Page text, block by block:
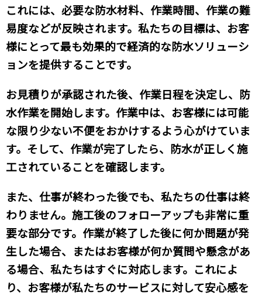
これには、必要な防水材料、作業時間、作業の難
易度などが反映されます。私たちの目標は、お客
様にとって最も効果的で経済的な防水ソリューシ
ョンを提供することです。
お見積りが承認された後、作業日程を決定し、防
水作業を開始します。作業中は、お客様には可能
な限り少ない不便をおかけするよう心がけていま
す。そして、作業が完了したら、防水が正しく施
工されていることを確認します。
また、仕事が終わった後でも、私たちの仕事は終
わりません。施工後のフォローアップも非常に重
要な部分です。作業が終了した後に何か問題が発
生した場合、またはお客様が何か質問や懸念があ
る場合、私たちはすぐに対応します。これによ
り、お客様が私たちのサービスに対して安心感を